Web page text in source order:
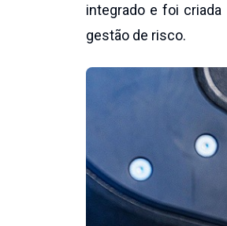
integrado e foi
gestão de risco.